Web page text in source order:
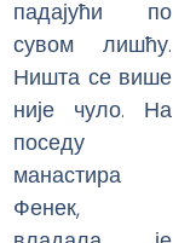
падајући по
сувом лишћу.
Ништа се више
није чуло. На
поседу
манастира
Фенек,